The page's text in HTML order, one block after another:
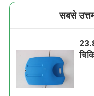
सबसे